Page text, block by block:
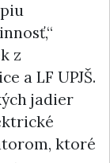
z
a LF UPJŠ.
jadier
ktoré